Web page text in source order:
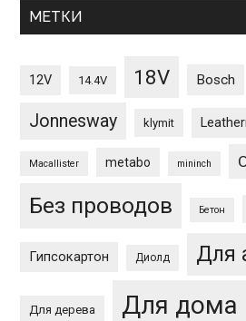
МЕТКИ
12V 14.4V 18V Bosch
Jonnesway klymit
Macallister metabo mininch
Без проводов Бетон
Гипсокартон Диолд Для
Для дерева Для дома